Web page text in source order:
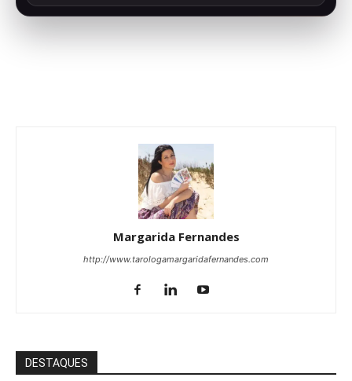
Margarida Fernandes
http://www.tarologamargaridafernandes.com
DESTAQUES